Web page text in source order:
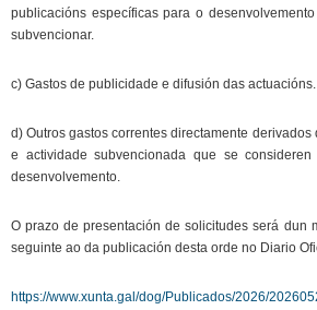
publicacións específicas para o
subvencionar.
c) Gastos de publicidade e difusión das actuacións.
d) Outros gastos correntes directamente
e actividade subvencionada que se
desenvolvemento.
O prazo de presentación de solicitudes será dun
seguinte ao da publicación desta orde no Diario
https://www.xunta.gal/dog/Publicados/2026/